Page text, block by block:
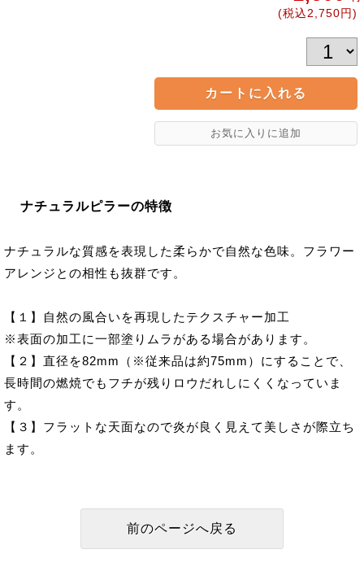
(税込2,750円)
ナチュラルピラーの特徴
ナチュラルな質感を表現した柔らかで自然な色味。フラワー
アレンジとの相性も抜群です。
【１】自然の風合いを再現したテクスチャー加工
※表面の加工に一部塗りムラがある場合があります。
【２】直径を82mm（※従来品は約75mm）にすることで、
長時間の燃焼でもフチが残りロウだれしにくくなっていま
す。
【３】フラットな天面なので炎が良く見えて美しさが際立ち
ます。